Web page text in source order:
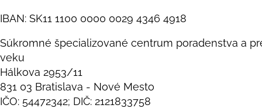
IBAN: SK11 1100 0000 0029 4346 4918
Súkromné špecializované centrum poradenstva a
veku
Hálkova 2953/11
831 03 Bratislava - Nové Mesto
IČO: 54472342; DIČ: 2121833758